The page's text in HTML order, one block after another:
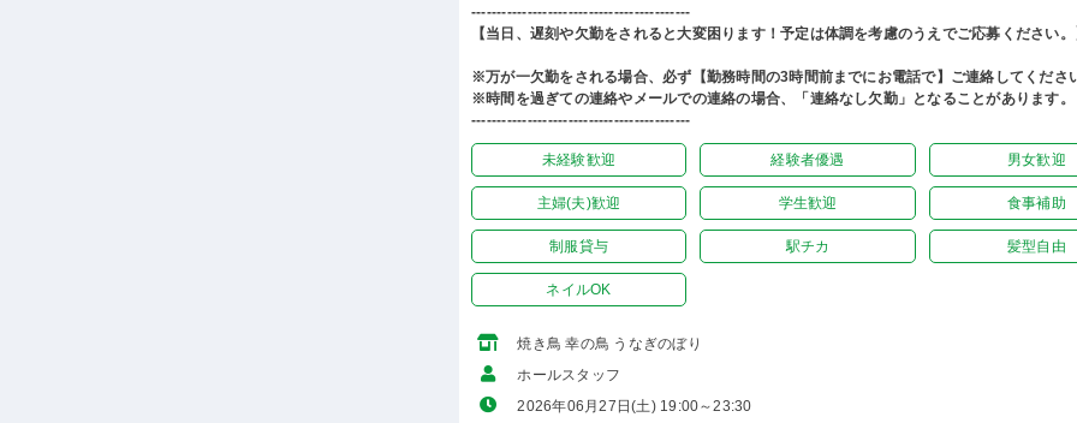
-------------------------------------------
【当日、遅刻や欠勤をされると大変困ります！予定は体調を考慮のうえでご応募ください
※万が一欠勤をされる場合、必ず【勤務時間の3時間前までにお電話で】ご連絡してくださ
※時間を過ぎての連絡やメールでの連絡の場合、「連絡なし欠勤」となることがあります。
-------------------------------------------
未経験歓迎 経験者優遇 男女歓迎
主婦(夫)歓迎 学生歓迎 食事補助
制服貸与 駅チカ 髪型自由
ネイルOK
焼き鳥 幸の鳥 うなぎのぼり
ホールスタッフ
2026年06月27日(土) 19:00～23:30